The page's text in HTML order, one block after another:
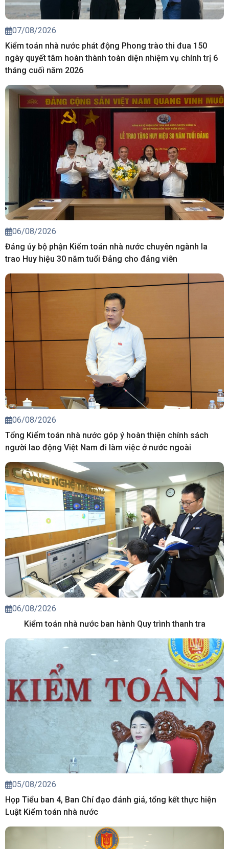
07/08/2026
Kiểm toán nhà nước phát động Phong trào thi đua 150
ngày quyết tâm hoàn thành toàn diện nhiệm vụ chính trị 6
tháng cuối năm 2026
06/08/2026
Đảng ủy bộ phận Kiểm toán nhà nước chuyên ngành Ia
trao Huy hiệu 30 năm tuổi Đảng cho đảng viên
06/08/2026
Tổng Kiểm toán nhà nước góp ý hoàn thiện chính sách
người lao động Việt Nam đi làm việc ở nước ngoài
06/08/2026
Kiểm toán nhà nước ban hành Quy trình thanh tra
05/08/2026
Họp Tiểu ban 4, Ban Chỉ đạo đánh giá, tổng kết thực hiện
Luật Kiểm toán nhà nước